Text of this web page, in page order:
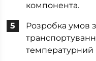
компонента.
Розробка умов
температурний